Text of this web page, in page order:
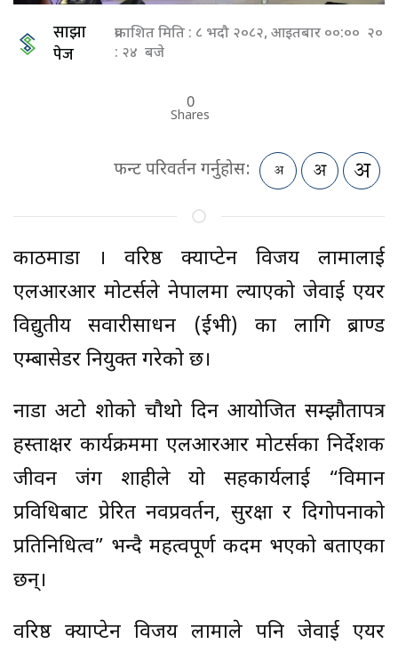
साझा
पेज
प्रकाशित मिति : ८ भदौ २०८२, आइतबार ००:०० २०
: २४ बजे
0
Shares
फन्ट परिवर्तन गर्नुहोस:
काठमाडौं । वरिष्ठ क्याप्टेन विजय लामालाई
एलआरआर मोटर्सले नेपालमा ल्याएको जेवाई एयर
विद्युतीय सवारीसाधन (ईभी) का लागि ब्राण्ड
एम्बासेडर नियुक्त गरेको छ।
नाडा अटो शोको चौथो दिन आयोजित सम्झौतापत्र
हस्ताक्षर कार्यक्रममा एलआरआर मोटर्सका निर्देशक
जीवन जंग शाहीले यो सहकार्यलाई “विमान
प्रविधिबाट प्रेरित नवप्रवर्तन, सुरक्षा र दिगोपनाको
प्रतिनिधित्व” भन्दै महत्वपूर्ण कदम भएको बताएका
छन्।
वरिष्ठ क्याप्टेन विजय लामाले पनि जेवाई एयर